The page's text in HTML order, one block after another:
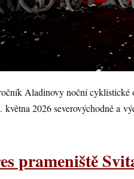
Aladinovy noční cyklistické
května 2026 severovýchodně a
prameniště